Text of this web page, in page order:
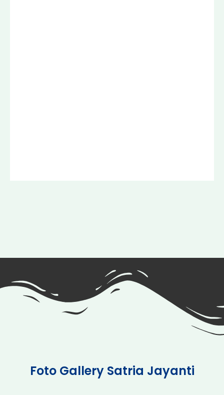
Foto Gallery Satria Jayanti